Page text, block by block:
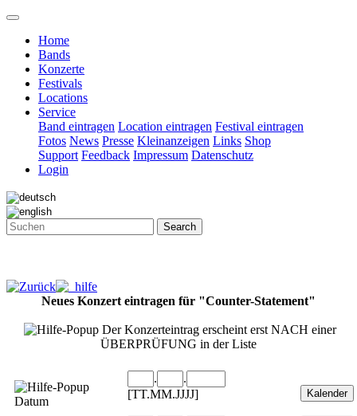
Home
Bands
Konzerte
Festivals
Locations
Service
Band eintragen Location eintragen Festival eintragen
Fotos News Presse Kleinanzeigen Links Shop
Support Feedback Impressum Datenschutz
Login
Search
Neues Konzert eintragen für "Counter-Statement"
Der Konzerteintrag erscheint erst NACH einer
ÜBERPRÜFUNG in der Liste
Datum
.
.
[TT.MM.JJJJ]